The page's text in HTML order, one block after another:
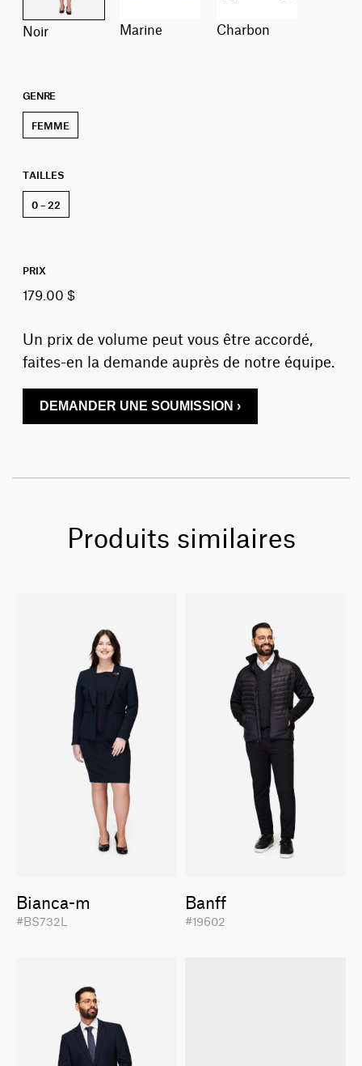
noir marine charbon
GENRE
FEMME
TAILLES
0 – 22
PRIX
179.00 $
Un prix de volume peut vous être accordé,
faites-en la demande auprès de notre équipe.
DEMANDER UNE SOUMISSION ›
Produits similaires
Bianca-m
#BS732L
Banff
#19602